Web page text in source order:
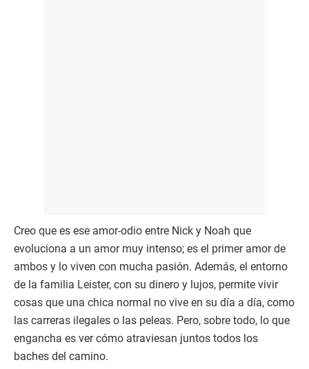
Creo que es ese amor-odio entre Nick y Noah que
evoluciona a un amor muy intenso; es el primer amor de
ambos y lo viven con mucha pasión. Además, el entorno
de la familia Leister, con su dinero y lujos, permite vivir
cosas que una chica normal no vive en su día a día, como
las carreras ilegales o las peleas. Pero, sobre todo, lo que
engancha es ver cómo atraviesan juntos todos los
baches del camino.